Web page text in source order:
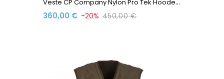
360,00 € -20% 450,00 €